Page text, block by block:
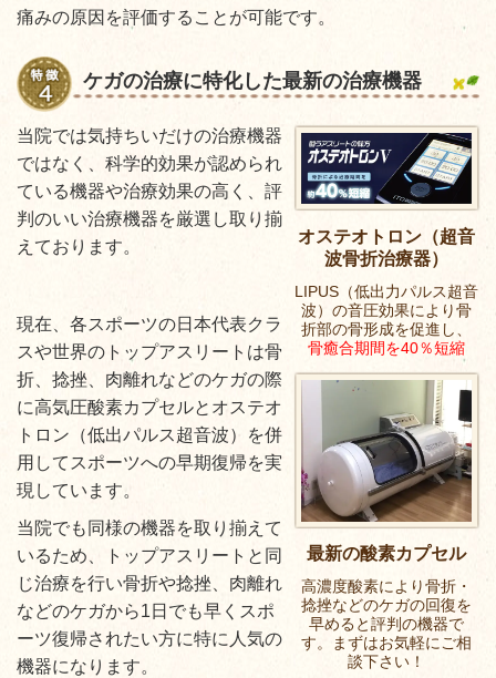
痛みの原因を評価することが可能です。
ケガの治療に特化した最新の治療機器
オステオトロン（超音
波骨折治療器）
LIPUS（低出力パルス超音
波）の音圧効果により骨
折部の骨形成を促進し、
骨癒合期間を40％短縮
最新の酸素カプセル
高濃度酸素により骨折・
捻挫などのケガの回復を
早めると評判の機器で
す。まずはお気軽にご相
談下さい！
当院では気持ちいだけの治療機器
ではなく、科学的効果が認められ
ている機器や治療効果の高く、評
判のいい治療機器を厳選し取り揃
えております。
現在、各スポーツの日本代表クラ
スや世界のトップアスリートは骨
折、捻挫、肉離れなどのケガの際
に高気圧酸素カプセルとオステオ
トロン（低出パルス超音波）を併
用してスポーツへの早期復帰を実
現しています。
当院でも同様の機器を取り揃えて
いるため、トップアスリートと同
じ治療を行い骨折や捻挫、肉離れ
などのケガから1日でも早くスポ
ーツ復帰されたい方に特に人気の
機器になります。